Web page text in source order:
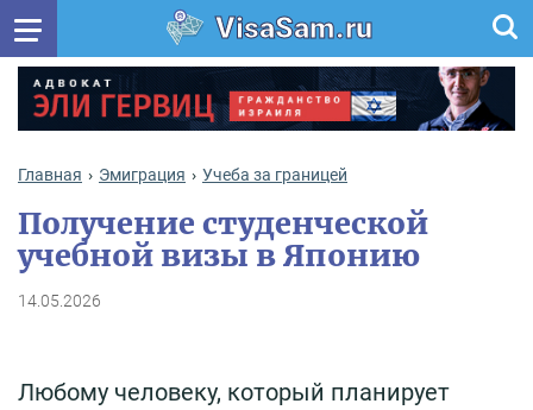
VisaSam.ru
Главная Эмиграция Учеба за границей
Получение студенческой
учебной визы в Японию
14.05.2026
Любому человеку, который планирует